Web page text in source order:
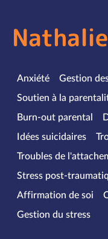
Spécialités
Anxiété Gestion
Soutien à la
Burn-out parental
Idées suicidaires
Troubles de
Stress post-
Affirmation de soi
Gestion du stress